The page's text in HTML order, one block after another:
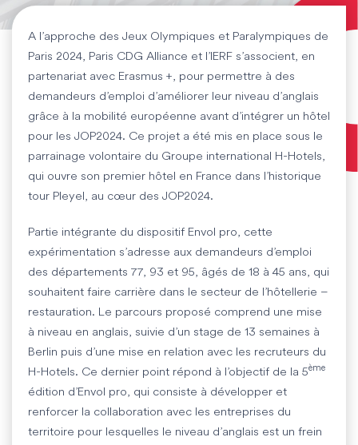
A l’approche des Jeux Olympiques et Paralympiques de
Paris 2024, Paris CDG Alliance et l’IERF s’associent, en
partenariat avec Erasmus +, pour permettre à des
demandeurs d’emploi d’améliorer leur niveau d’anglais
grâce à la mobilité européenne avant d’intégrer un hôtel
pour les JOP2024. Ce projet a été mis en place sous le
parrainage volontaire du Groupe international H-Hotels,
qui ouvre son premier hôtel en France dans l’historique
tour Pleyel, au cœur des JOP2024.
Partie intégrante du dispositif Envol pro, cette
expérimentation s’adresse aux demandeurs d’emploi
des départements 77, 93 et 95, âgés de 18 à 45 ans, qui
souhaitent faire carrière dans le secteur de l’hôtellerie –
restauration. Le parcours proposé comprend une mise
à niveau en anglais, suivie d’un stage de 13 semaines à
Berlin puis d’une mise en relation avec les recruteurs du
H-Hotels. Ce dernier point répond à l’objectif de la 5ème
édition d’Envol pro, qui consiste à développer et
renforcer la collaboration avec les entreprises du
territoire pour lesquelles le niveau d’anglais est un frein